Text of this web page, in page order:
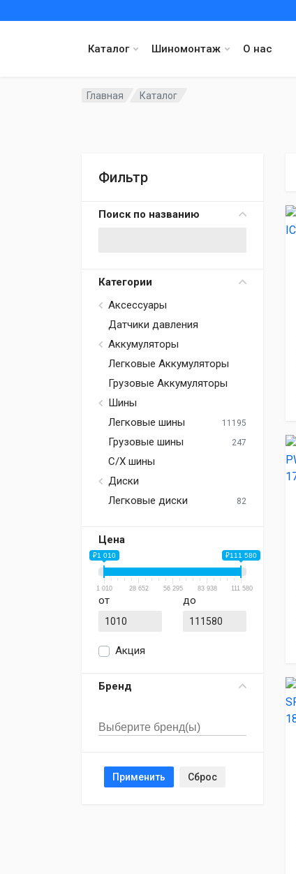
Каталог Шиномонтаж О нас
Главная Каталог
Фильтр
Поиск по названию
Категории
Аксессуары
Датчики давления
Аккумуляторы
Легковые Аккумуляторы
Грузовые Аккумуляторы
Шины
Легковые шины
11195
Грузовые шины 247
С/Х шины
Диски
Легковые диски
82
Цена
₽1 010 ₽111 580
1 010 28 652 56 295 83 938 111 580
от до
Акция
Бренд
Применить Сброс